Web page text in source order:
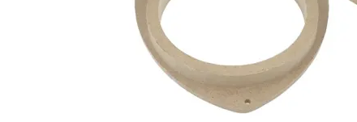
Audio System Z-EVO 0.75M
RCA kabel i OFC koppar. 0,75m lång.